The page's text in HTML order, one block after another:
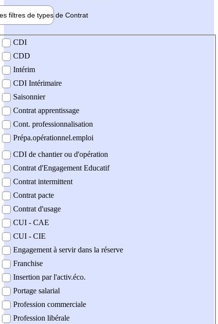
filtres de types de Contrat
contrat
CDI
CDD
Intérim
CDI Intérimaire
Saisonnier
Contrat apprentissage
Cont. professionnalisation
Prépa.opérationnel.emploi
CDI de chantier ou d'opération
Contrat d'Engagement Educatif
Contrat intermittent
Contrat pacte
Contrat d'usage
CUI - CAE
CUI - CIE
Engagement à servir dans la réserve
Franchise
Insertion par l'activ.éco.
Portage salarial
Profession commerciale
Profession libérale